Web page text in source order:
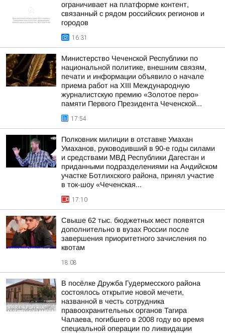
ограничивает на платформе контент,
связанный с рядом российских регионов и
городов
16:31
Министерство Чеченской Республики по
национальной политике, внешним связям,
печати и информации объявило о начале
приема работ на XIII Международную
журналистскую премию «Золотое перо»
памяти Первого Президента Чеченской...
17:54
Полковник милиции в отставке Умахан
Умаханов, руководивший в 90-е годы силами
и средствами МВД Республики Дагестан и
приданными подразделениями на Андийском
участке Ботлихского района, принял участие
в ток-шоу «Чеченская...
17:10
Свыше 62 тыс. бюджетных мест появятся
дополнительно в вузах России после
завершения приоритетного зачисления по
квотам
18:08
В посёлке Дружба Гудермесского района
состоялось открытие новой мечети,
названной в честь сотрудника
правоохранительных органов Тагира
Чалаева, погибшего в 2008 году во время
специальной операции по ликвидации